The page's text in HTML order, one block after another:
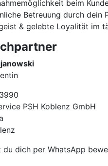
beim
Betreuung durch dein
& gelebte Loyalität im
PSH Koblenz GmbH
du dich per WhatsApp